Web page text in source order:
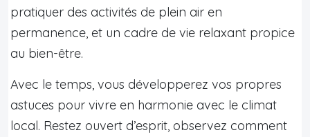
pratiquer des activités de plein air en
permanence, et un cadre de vie relaxant propice
au bien-être.
Avec le temps, vous développerez vos propres
astuces pour vivre en harmonie avec le climat
local. Restez ouvert d’esprit, observez comment